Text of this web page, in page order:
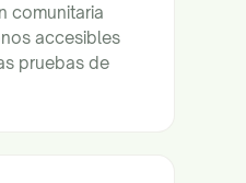
comunitaria
accesibles
pruebas de